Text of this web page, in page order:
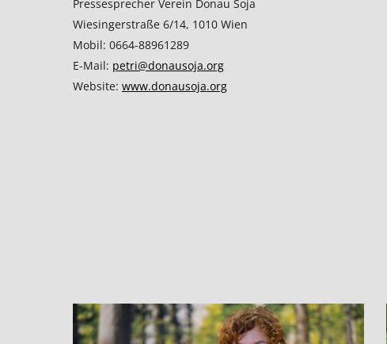
Pressesprecher Verein Donau Soja
Wiesingerstraße 6/14, 1010 Wien
Mobil: 0664-88961289
E-Mail: petri@donausoja.org
Website: www.donausoja.org